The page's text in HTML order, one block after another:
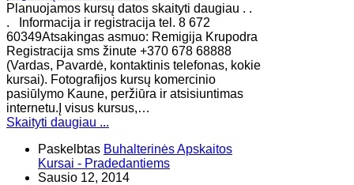
Planuojamos kursų datos skaityti daugiau . .
. Informacija ir registracija tel. 8 672
60349Atsakingas asmuo: Remigija Krupodra
Registracija sms žinute +370 678 68888
(Vardas, Pavardė, kontaktinis telefonas, kokie
kursai). Fotografijos kursų komercinio
pasiūlymo Kaune, peržiūra ir atsisiuntimas
internetu.Į visus kursus,…
Skaityti daugiau ...
Paskelbtas Buhalterinės Apskaitos
Kursai - Pradedantiems
Sausio 12, 2014